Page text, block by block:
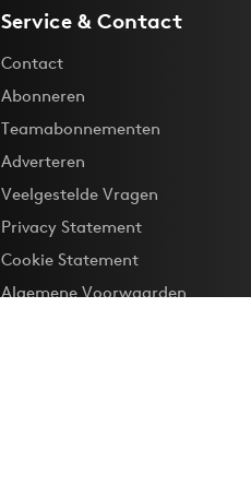
Service & Contact
Contact
Abonneren
Teamabonnementen
Adverteren
Veelgestelde Vragen
Privacy Statement
Cookie Statement
Algemene Voorwaarden